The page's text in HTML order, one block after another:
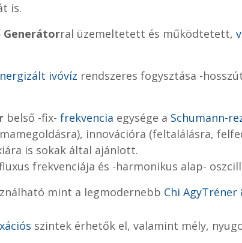
is.
Generátorral üzemeltetett és működtetett,
ivóvíz rendszeres fogysztása -
belső -fix- frekvencia egysége a Schumann-
innovációra (feltalálásra,
is sokak által ajánlott.
frekvenciája és -harmonikus alap-
mint a legmodernebb Chi AgyTréner
szintek érhetők el, valamint mély,